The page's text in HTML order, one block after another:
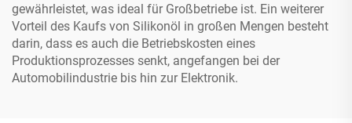
gewährleistet, was ideal für Großbetriebe ist. Ein weiterer
Vorteil des Kaufs von Silikonöl in großen Mengen besteht
darin, dass es auch die Betriebskosten eines
Produktionsprozesses senkt, angefangen bei der
Automobilindustrie bis hin zur Elektronik.